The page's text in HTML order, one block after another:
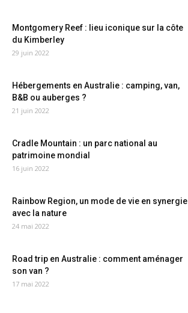
Montgomery Reef : lieu iconique sur la côte
du Kimberley
29 juin 2022
Hébergements en Australie : camping, van,
B&B ou auberges ?
21 juin 2022
Cradle Mountain : un parc national au
patrimoine mondial
16 juin 2022
Rainbow Region, un mode de vie en synergie
avec la nature
24 mai 2022
Road trip en Australie : comment aménager
son van ?
17 mai 2022